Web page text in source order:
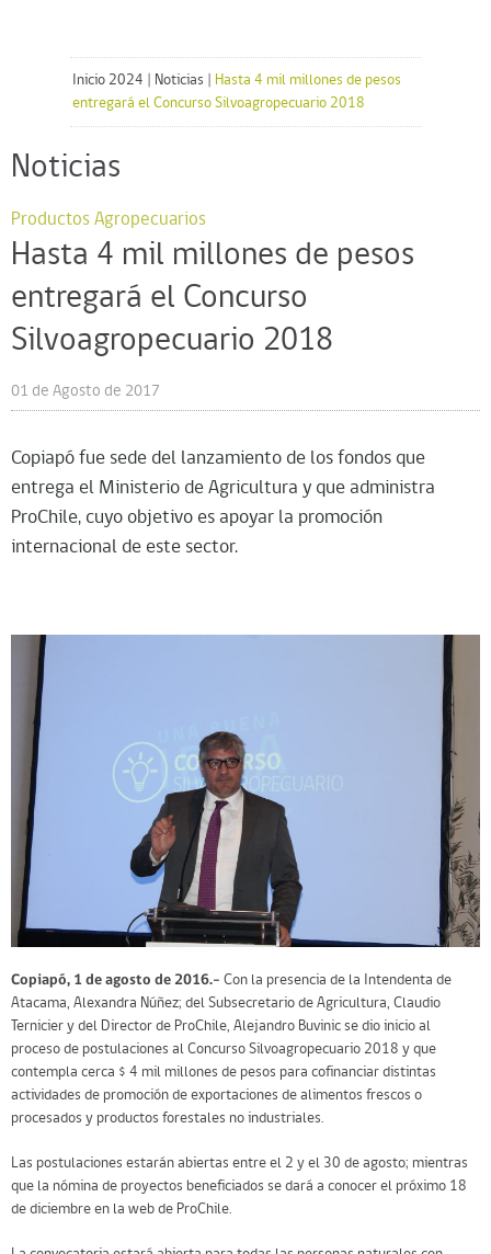
Inicio 2024 Noticias
Hasta 4 mil millones de pesos
entregará el Concurso Silvoagropecuario 2018
Noticias
Productos Agropecuarios
Hasta 4 mil millones de pesos
entregará el Concurso
Silvoagropecuario 2018
01 de Agosto de 2017
Copiapó fue sede del lanzamiento de los fondos que
entrega el Ministerio de Agricultura y que administra
ProChile, cuyo objetivo es apoyar la promoción
internacional de este sector.
Copiapó, 1 de agosto de 2016.- Con la presencia de la Intendenta de
Atacama, Alexandra Núñez; del Subsecretario de Agricultura, Claudio
Ternicier y del Director de ProChile, Alejandro Buvinic se dio inicio al
proceso de postulaciones al Concurso Silvoagropecuario 2018 y que
contempla cerca $ 4 mil millones de pesos para cofinanciar distintas
actividades de promoción de exportaciones de alimentos frescos o
procesados y productos forestales no industriales.
Las postulaciones estarán abiertas entre el 2 y el 30 de agosto; mientras
que la nómina de proyectos beneficiados se dará a conocer el próximo 18
de diciembre en la web de ProChile.